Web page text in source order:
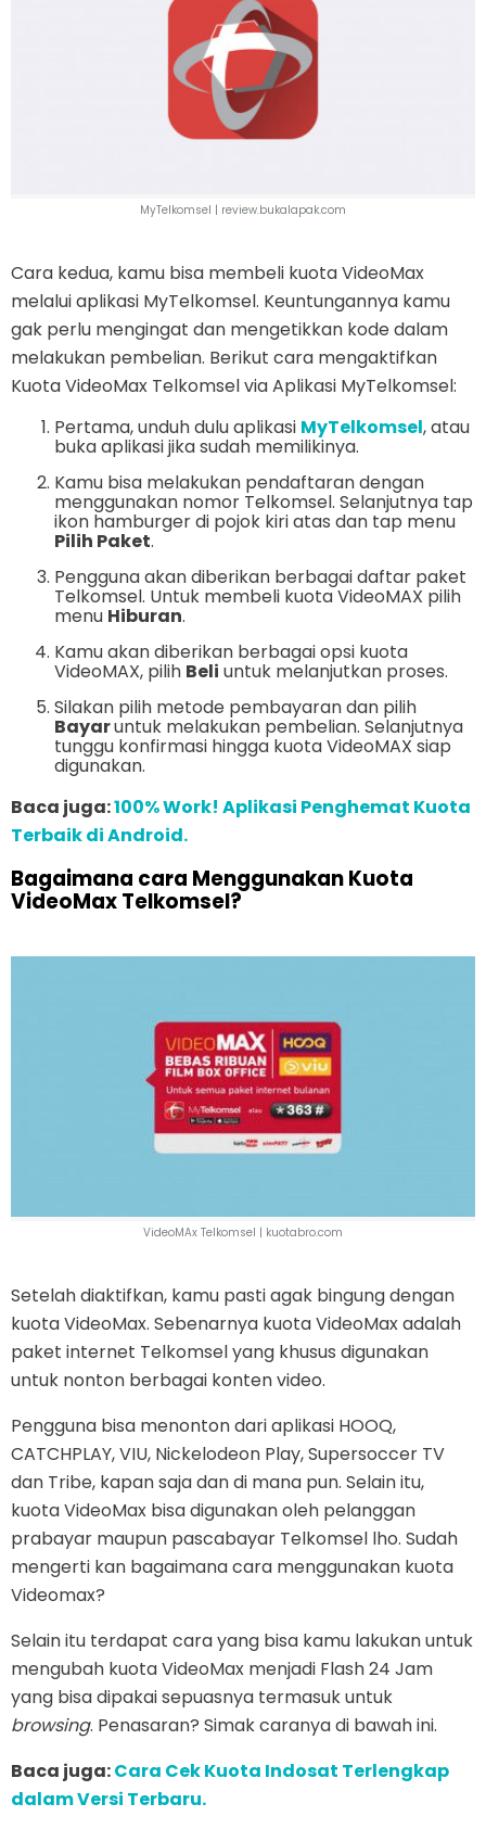
MyTelkomsel | review.bukalapak.com
Cara kedua, kamu bisa membeli kuota VideoMax
melalui aplikasi MyTelkomsel. Keuntungannya kamu
gak perlu mengingat dan mengetikkan kode dalam
melakukan pembelian. Berikut cara mengaktifkan
Kuota VideoMax Telkomsel via Aplikasi MyTelkomsel:
Pertama, unduh dulu aplikasi MyTelkomsel, atau
buka aplikasi jika sudah memilikinya.
Kamu bisa melakukan pendaftaran dengan
menggunakan nomor Telkomsel. Selanjutnya tap
ikon hamburger di pojok kiri atas dan tap menu
Pilih Paket.
Pengguna akan diberikan berbagai daftar paket
Telkomsel. Untuk membeli kuota VideoMAX pilih
menu Hiburan.
Kamu akan diberikan berbagai opsi kuota
VideoMAX, pilih Beli untuk melanjutkan proses.
Silakan pilih metode pembayaran dan pilih
Bayaruntuk melakukan pembelian. Selanjutnya
tunggu konfirmasi hingga kuota VideoMAX siap
digunakan.
Baca juga:100% Work! Aplikasi Penghemat Kuota
Terbaik di Android.
Bagaimana cara Menggunakan Kuota
VideoMax Telkomsel?
VideoMAx Telkomsel | kuotabro.com
Setelah diaktifkan, kamu pasti agak bingung dengan
kuota VideoMax. Sebenarnya kuota VideoMax adalah
paket internet Telkomsel yang khusus digunakan
untuk nonton berbagai konten video.
Pengguna bisa menonton dari aplikasi HOOQ,
CATCHPLAY, VIU, Nickelodeon Play, Supersoccer TV
dan Tribe, kapan saja dan di mana pun. Selain itu,
kuota VideoMax bisa digunakan oleh pelanggan
prabayar maupun pascabayar Telkomsel lho. Sudah
mengerti kan bagaimana cara menggunakan kuota
Videomax?
Selain itu terdapat cara yang bisa kamu lakukan untuk
mengubah kuota VideoMax menjadi Flash 24 Jam
yang bisa dipakai sepuasnya termasuk untuk
browsing. Penasaran? Simak caranya di bawah ini.
Baca juga:Cara Cek Kuota Indosat Terlengkap
dalam Versi Terbaru.